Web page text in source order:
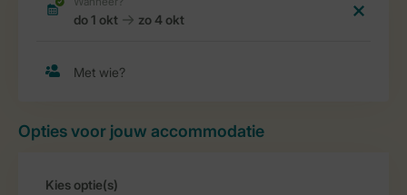
Opties voor jouw accommodatie